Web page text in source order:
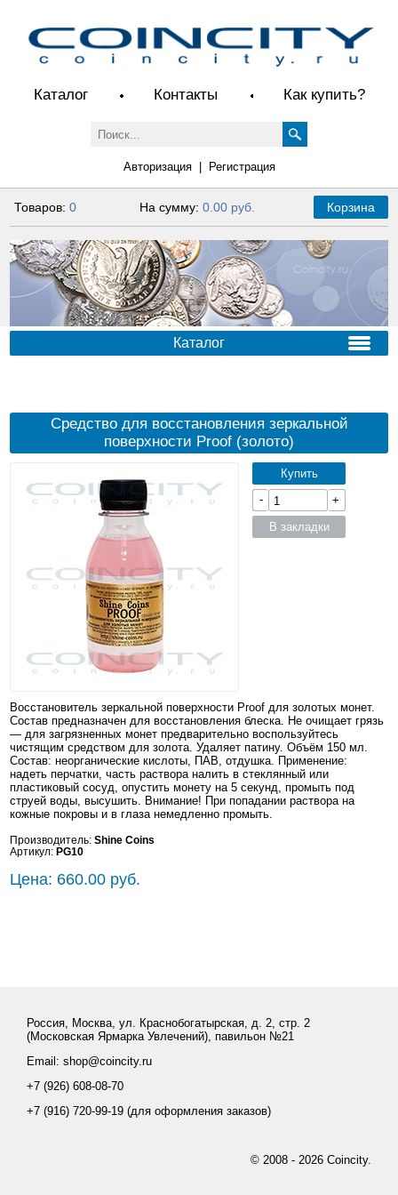
Каталог Контакты Как купить?
Авторизация| Регистрация
Товаров:0 На сумму: 0.00 руб. Корзина
Каталог
Средство для восстановления зеркальной
поверхности Proof (золото)
Восстановитель зеркальной поверхности Proof для золотых монет.
Состав предназначен для восстановления блеска. Не очищает грязь
— для загрязненных монет предварительно воспользуйтесь
чистящим средством для золота. Удаляет патину. Объём 150 мл.
Состав: неорганические кислоты, ПАВ, отдушка. Применение:
надеть перчатки, часть раствора налить в стеклянный или
пластиковый сосуд, опустить монету на 5 секунд, промыть под
струей воды, высушить. Внимание! При попадании раствора на
кожные покровы и в глаза немедленно промыть.
Производитель:Shine Coins
Артикул: PG10
Цена: 660.00 руб.
Купить
-
+
В закладки
Россия, Москва, ул. Краснобогатырская, д. 2, стр. 2
(Московская Ярмарка Увлечений), павильон №21
Email: shop@coincity.ru
+7 (926) 608-08-70
+7 (916) 720-99-19 (для оформления заказов)
© 2008 - 2026 Coincity.